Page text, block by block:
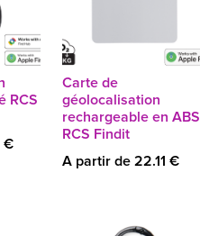
RCS
€
Carte de
géolocalisation
rechargeable en ABS
RCS Findit
A partir de 22.11 €